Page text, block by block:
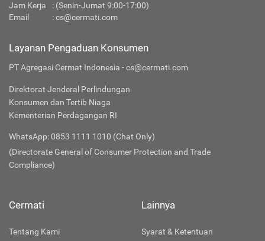
Jam Kerja
: (Senin-Jumat 9:00-17:00)
Email
:cs@cermati.com
Layanan Pengaduan Konsumen
PT Agregasi Cermat Indonesia - cs@cermati.com
Direktorat Jenderal Perlindungan
Konsumen dan Tertib Niaga
Kementerian Perdagangan RI
WhatsApp: 0853 1111 1010 (Chat Only)
(Directorate General of Consumer Protection and Trade
Compliance)
Cermati
Tentang Kami
Lainnya
Syarat & Ketentuan